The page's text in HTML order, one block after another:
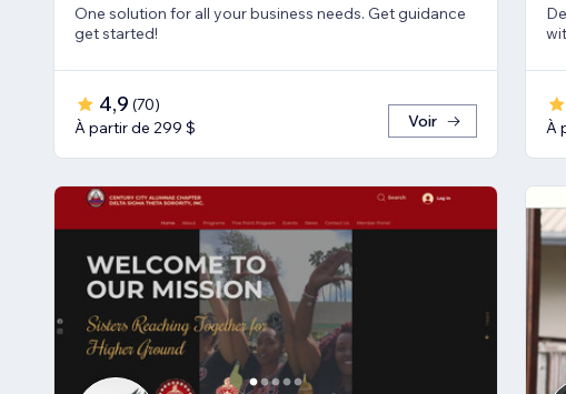
One solution for all your business needs. Get guidance
get started!
4,9 (70)
À partir de 299 $
Voir
À